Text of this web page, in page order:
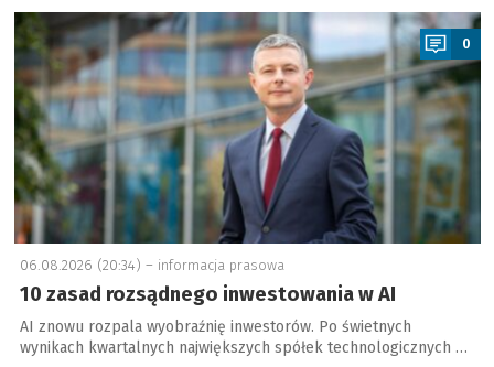
a
0
06.08.2026 (20:34) – informacja prasowa
10 zasad rozsądnego inwestowania w AI
AI znowu rozpala wyobraźnię inwestorów. Po świetnych
wynikach kwartalnych największych spółek technologicznych …